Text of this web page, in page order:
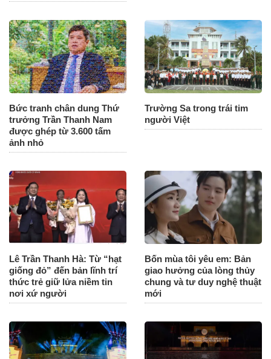
Bức tranh chân dung Thứ
trưởng Trần Thanh Nam
được ghép từ 3.600 tấm
ảnh nhỏ
Trường Sa trong trái tim
người Việt
Lê Trần Thanh Hà: Từ “hạt
giống đỏ” đến bản lĩnh trí
thức trẻ giữ lửa niềm tin
nơi xứ người
Bốn mùa tôi yêu em: Bản
giao hưởng của lòng thủy
chung và tư duy nghệ thuật
mới